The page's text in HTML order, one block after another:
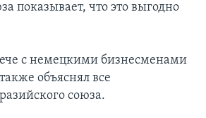
показывает, что это выгодно
с немецкими бизнесменами
объяснял все
союза.